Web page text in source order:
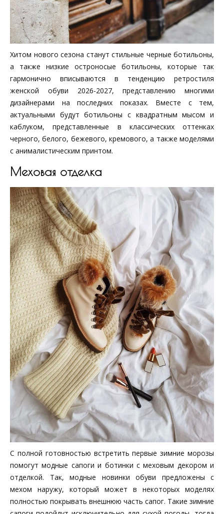
Хитом нового сезона станут стильные черные ботильоны,
а также низкие остроносые ботильоны, которые так
гармонично вписываются в тенденцию ретростиля
женской обуви 2026-2027, представлению многими
дизайнерами на последних показах. Вместе с тем,
актуальными будут ботильоны с квадратным мысом и
каблуком, представленные в классических оттенках
черного, белого, бежевого, кремового, а также моделями
с анималистическим принтом.
Меховая отделка
С полной готовностью встретить первые зимние морозы
помогут модные сапоги и ботинки с меховым декором и
отделкой. Так, модные новинки обуви предложены с
мехом наружу, который может в некоторых моделях
полностью покрывать внешнюю часть сапог. Такие зимние